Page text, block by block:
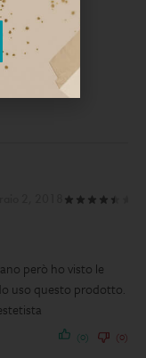
Spot
però ho visto le
uso questo prodotto.
(0) (0)